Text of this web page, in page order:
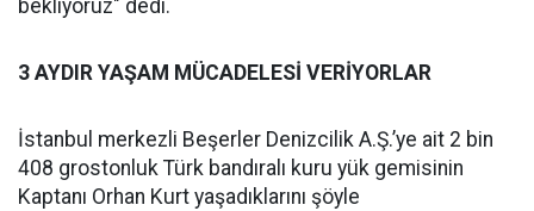
bekliyoruz" dedi.
3 AYDIR YAŞAM MÜCADELESİ VERİYORLAR
İstanbul merkezli Beşerler Denizcilik A.Ş.’ye ait 2 bin
408 grostonluk Türk bandıralı kuru yük gemisinin
Kaptanı Orhan Kurt yaşadıklarını şöyle